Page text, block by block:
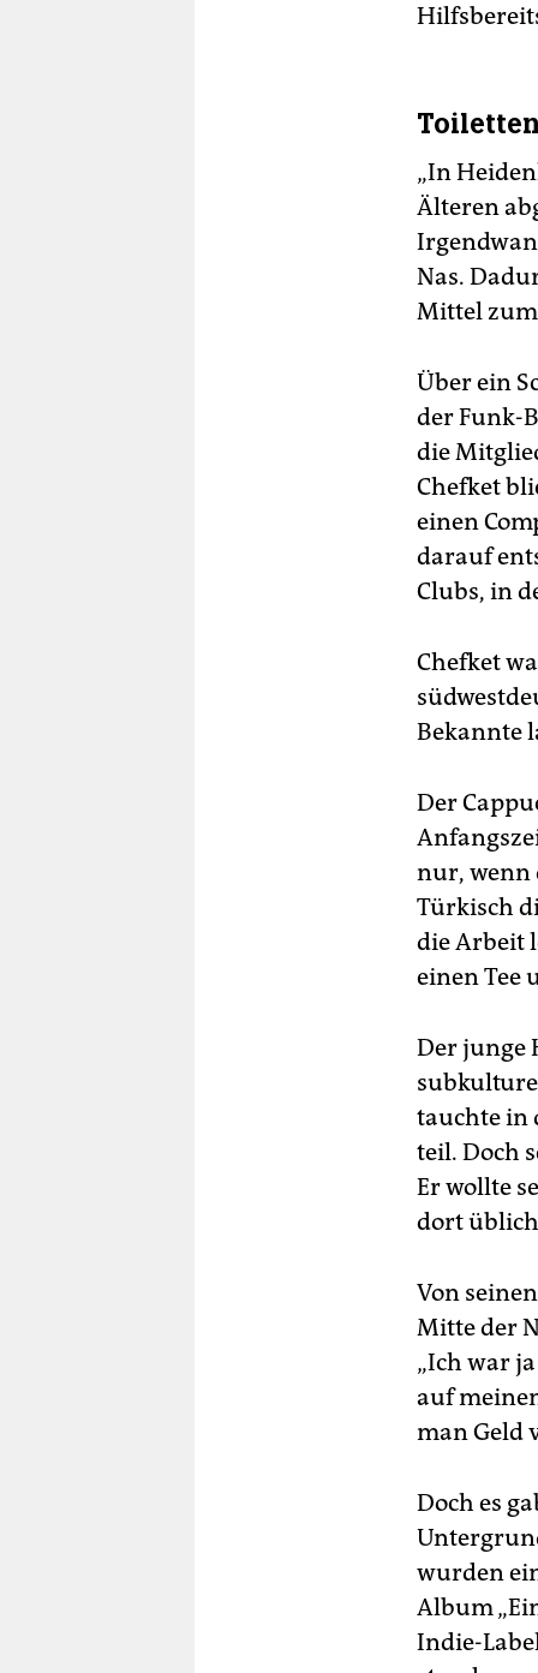
„In
Älteren
Nas.
Mittel zum
Über ein
der Funk-
die
Chefket
einen
darauf
Clubs, in
Chefket
Bekannte
Der
nur, wenn
Türkisch
die Arbeit
einen Tee
Der junge
tauchte in
teil. Doch
Er wollte
dort
Von
Mitte der
„Ich war
auf
man Geld
Doch es
wurden
Album
Indie-